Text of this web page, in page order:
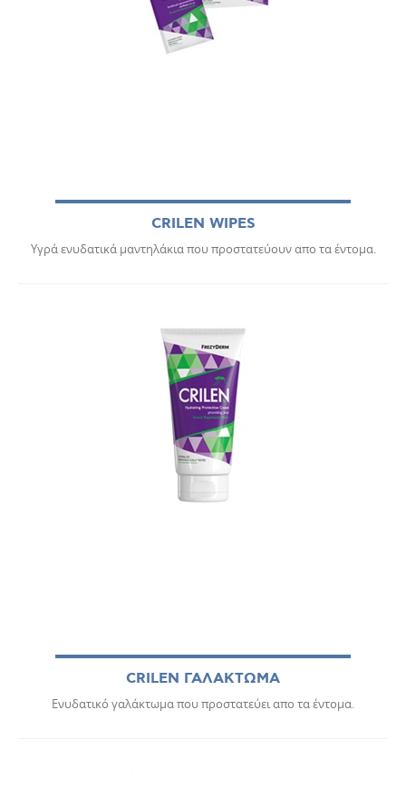
CRILEN WIPES
Υγρά ενυδατικά μαντηλάκια που προστατεύουν απο τα έντομα.
CRILEN ΓΑΛΑΚΤΩΜΑ
Ενυδατικό γαλάκτωμα που προστατεύει απο τα έντομα.